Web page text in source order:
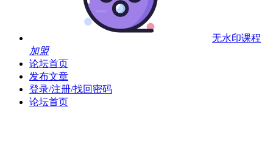
无水印课程
加盟
论坛首页
发布文章
登录/注册/找回密码
论坛首页